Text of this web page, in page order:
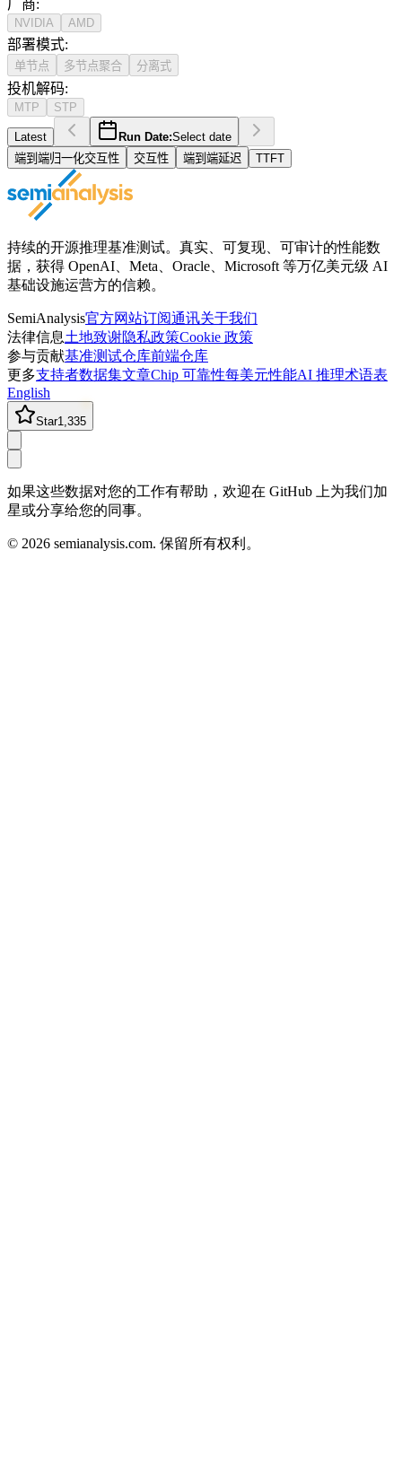
厂商:
NVIDIA AMD
部署模式:
单节点 多节点聚合 分离式
投机解码:
MTP STP
Latest Run Date:Select date
端到端归一化交互性
交互性 端到端延迟 TTFT
持续的开源推理基准测试。真实、可复现、可审计的性能数
据，获得 OpenAI、Meta、Oracle、Microsoft 等万亿美元级 AI
基础设施运营方的信赖。
SemiAnalysis官方网站订阅通讯关于我们
法律信息土地致谢隐私政策Cookie 政策
参与贡献基准测试仓库前端仓库
更多支持者数据集文章Chip 可靠性每美元性能AI 推理术语表
English
Star1,335
如果这些数据对您的工作有帮助，欢迎在 GitHub 上为我们加
星或分享给您的同事。
© 2026 semianalysis.com. 保留所有权利。